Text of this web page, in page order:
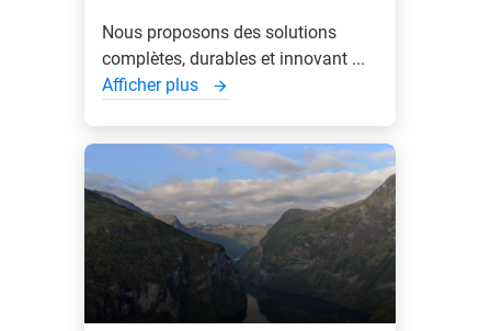
Nous proposons des solutions
complètes, durables et innovant ...
Afficher plus